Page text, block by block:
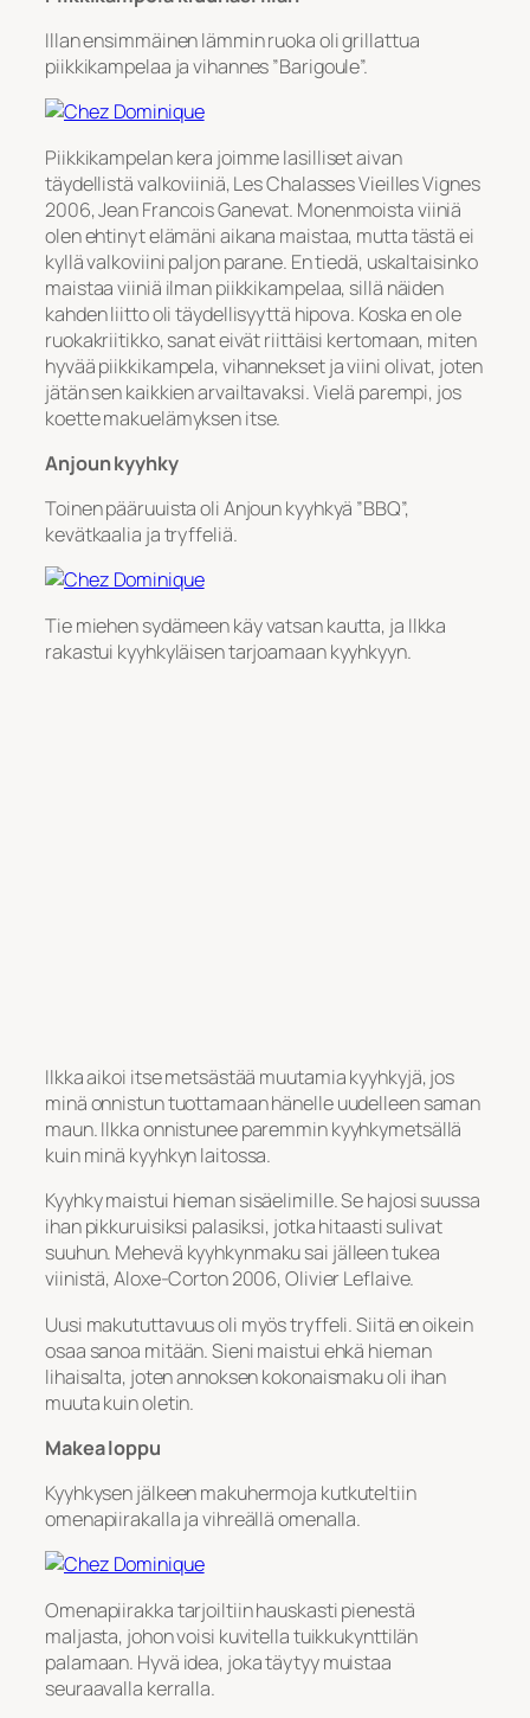
Illan ensimmäinen lämmin ruoka oli grillattua
piikkikampelaa ja vihannes ”Barigoule”.
Piikkikampelan kera joimme lasilliset aivan
täydellistä valkoviiniä, Les Chalasses Vieilles Vignes
2006, Jean Francois Ganevat. Monenmoista viiniä
olen ehtinyt elämäni aikana maistaa, mutta tästä ei
kyllä valkoviini paljon parane. En tiedä, uskaltaisinko
maistaa viiniä ilman piikkikampelaa, sillä näiden
kahden liitto oli täydellisyyttä hipova. Koska en ole
ruokakriitikko, sanat eivät riittäisi kertomaan, miten
hyvää piikkikampela, vihannekset ja viini olivat, joten
jätän sen kaikkien arvailtavaksi. Vielä parempi, jos
koette makuelämyksen itse.
Anjoun kyyhky
Toinen pääruuista oli Anjoun kyyhkyä ”BBQ”,
kevätkaalia ja tryffeliä.
Tie miehen sydämeen käy vatsan kautta, ja Ilkka
rakastui kyyhkyläisen tarjoamaan kyyhkyyn.
Ilkka aikoi itse metsästää muutamia kyyhkyjä, jos
minä onnistun tuottamaan hänelle uudelleen saman
maun. Ilkka onnistunee paremmin kyyhkymetsällä
kuin minä kyyhkyn laitossa.
Kyyhky maistui hieman sisäelimille. Se hajosi suussa
ihan pikkuruisiksi palasiksi, jotka hitaasti sulivat
suuhun. Mehevä kyyhkynmaku sai jälleen tukea
viinistä, Aloxe-Corton 2006, Olivier Leflaive.
Uusi makututtavuus oli myös tryffeli. Siitä en oikein
osaa sanoa mitään. Sieni maistui ehkä hieman
lihaisalta, joten annoksen kokonaismaku oli ihan
muuta kuin oletin.
Makea loppu
Kyyhkysen jälkeen makuhermoja kutkuteltiin
omenapiirakalla ja vihreällä omenalla.
Omenapiirakka tarjoiltiin hauskasti pienestä
maljasta, johon voisi kuvitella tuikkukynttilän
palamaan. Hyvä idea, joka täytyy muistaa
seuraavalla kerralla.